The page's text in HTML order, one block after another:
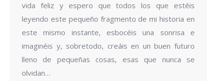
vida feliz y espero que todos los que estéis
leyendo este pequeño fragmento de mi historia en
este mismo instante, esbocéis una sonrisa e
imaginéis y, sobretodo, creáis en un buen futuro
lleno de pequeñas cosas, esas que nunca se
olvidan…